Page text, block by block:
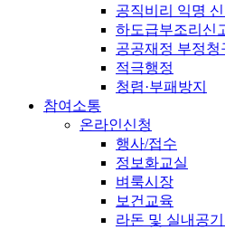
공직비리 익명
하도급부조리신
공공재정 부정청
적극행정
청렴·부패방지
참여소통
온라인신청
행사/접수
정보화교실
벼룩시장
보건교육
라돈 및 실내공